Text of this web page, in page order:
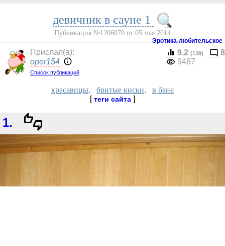
девичник в сауне 1
Публикация №1206070 от 05 мая 2014
Эротика-любительское
Прислал(a):
oper154
Список публикаций
9.2 (139)
8
9487
красавицы, бритые киски, в бане
[теги сайта ]
1.